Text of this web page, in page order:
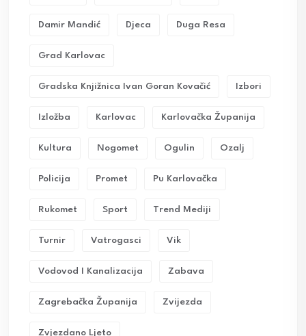
Damir Mandić Djeca Duga Resa
Grad Karlovac
Gradska Knjižnica Ivan Goran Kovačić Izbori
Izložba Karlovac Karlovačka Županija
Kultura Nogomet Ogulin Ozalj
Policija Promet Pu Karlovačka
Rukomet Sport Trend Mediji
Turnir Vatrogasci Vik
Vodovod I Kanalizacija Zabava
Zagrebačka Županija Zvijezda
Zvjezdano Ljeto